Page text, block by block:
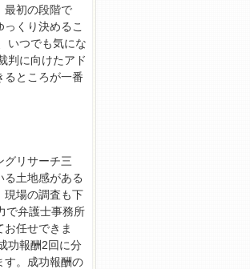
最初の段階で
くり決めるこ
いつでも気にな
判に向けたアド
るところが一番
グリサーチ三
土地感がある
現場の調査も下
で弁護士事務所
任せできま
功報酬2回に分
す。成功報酬の